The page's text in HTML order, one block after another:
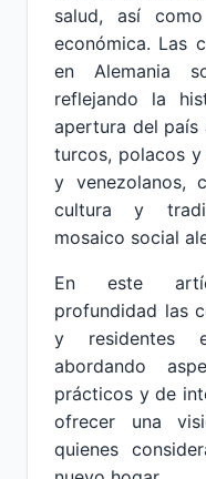
salud, así
económica. Las
en Alemania
reflejando la
apertura del país
turcos, polacos
y venezolanos,
cultura y
mosaico social
En este
profundidad las
y residentes
abordando
prácticos y de
ofrecer una
quienes